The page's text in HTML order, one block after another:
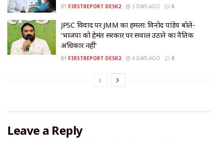
BY FIRSTREPORT DESK2 3 DAYS AGO 0
JPSC विवाद पर JMM का हमला: विनोद पांडेय बोले-
‘भाजपा को हेमंत सरकार पर सवाल उठाने का नैतिक
अधिकार नहीं’
BY FIRSTREPORT DESK2 4 DAYS AGO 0
Leave a Reply